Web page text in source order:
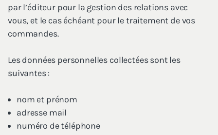
par l’é­di­teur pour la ges­tion des rela­tions avec
vous, et le cas échéant pour le trai­te­ment de vos
commandes.
Les don­nées per­son­nelles col­lec­tées sont les
suivantes :
nom et prénom
adresse mail
numé­ro de téléphone